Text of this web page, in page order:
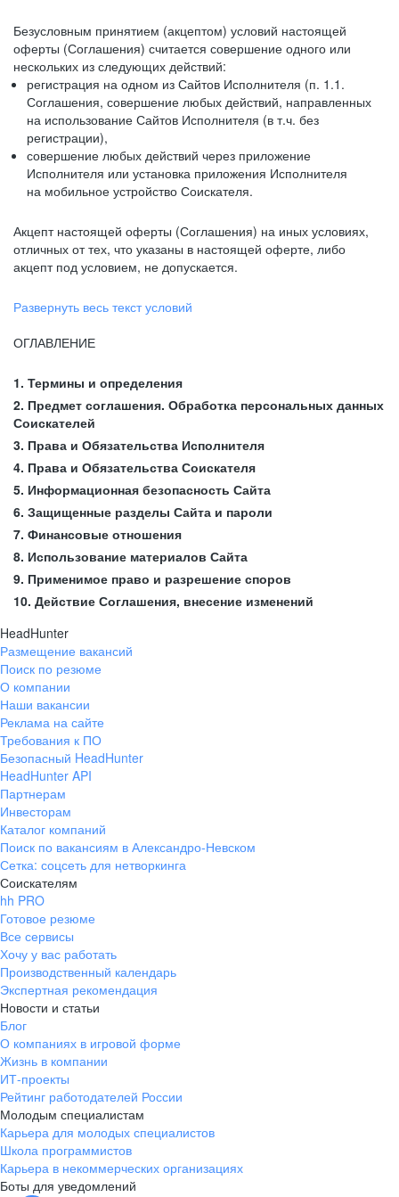
Безусловным принятием (акцептом) условий настоящей
оферты (Соглашения) считается совершение одного или
нескольких из следующих действий:
регистрация на одном из Сайтов Исполнителя (п. 1.1.
Соглашения, совершение любых действий, направленных
на использование Сайтов Исполнителя (в т.ч. без
регистрации),
совершение любых действий через приложение
Исполнителя или установка приложения Исполнителя
на мобильное устройство Соискателя.
Акцепт настоящей оферты (Соглашения) на иных условиях,
отличных от тех, что указаны в настоящей оферте, либо
акцепт под условием, не допускается.
Развернуть весь текст условий
ОГЛАВЛЕНИЕ
1. Термины и определения
2. Предмет соглашения. Обработка персональных данных
Соискателей
3. Права и Обязательства Исполнителя
4. Права и Обязательства Соискателя
5. Информационная безопасность Сайта
6. Защищенные разделы Сайта и пароли
7. Финансовые отношения
8. Использование материалов Сайта
9. Применимое право и разрешение споров
10. Действие Соглашения, внесение изменений
HeadHunter
Размещение вакансий
Поиск по резюме
О компании
Наши вакансии
Реклама на сайте
Требования к ПО
Безопасный HeadHunter
HeadHunter API
Партнерам
Инвесторам
Каталог компаний
Поиск по вакансиям в Александро-Невском
Сетка: соцсеть для нетворкинга
Соискателям
hh PRO
Готовое резюме
Все сервисы
Хочу у вас работать
Производственный календарь
Экспертная рекомендация
Новости и статьи
Блог
О компаниях в игровой форме
Жизнь в компании
ИТ-проекты
Рейтинг работодателей России
Молодым специалистам
Карьера для молодых специалистов
Школа программистов
Карьера в некоммерческих организациях
Боты для уведомлений